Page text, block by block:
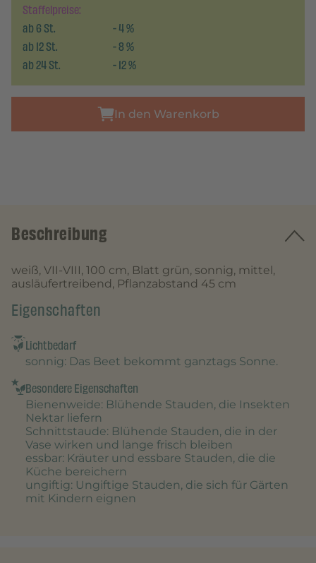
Staffelpreise:
ab6St. -4%
ab12St. -8%
ab24St. -12%
In den Warenkorb
Beschreibung
weiß, VII-VIII, 100 cm, Blatt grün, sonnig, mittel,
ausläufertreibend, Pflanzabstand 45 cm
Eigenschaften
Lichtbedarf
sonnig: Das Beet bekommt ganztags Sonne.
Besondere Eigenschaften
Bienenweide: Blühende Stauden, die Insekten
Nektar liefern
Schnittstaude: Blühende Stauden, die in der
Vase wirken und lange frisch bleiben
essbar: Kräuter und essbare Stauden, die die
Küche bereichern
ungiftig: Ungiftige Stauden, die sich für Gärten
mit Kindern eignen